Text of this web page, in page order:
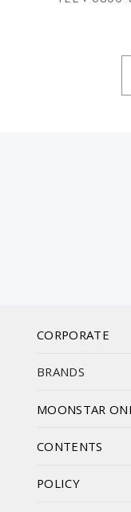
CORPORATE
BRANDS
MOONSTAR
CONTENTS
POLICY